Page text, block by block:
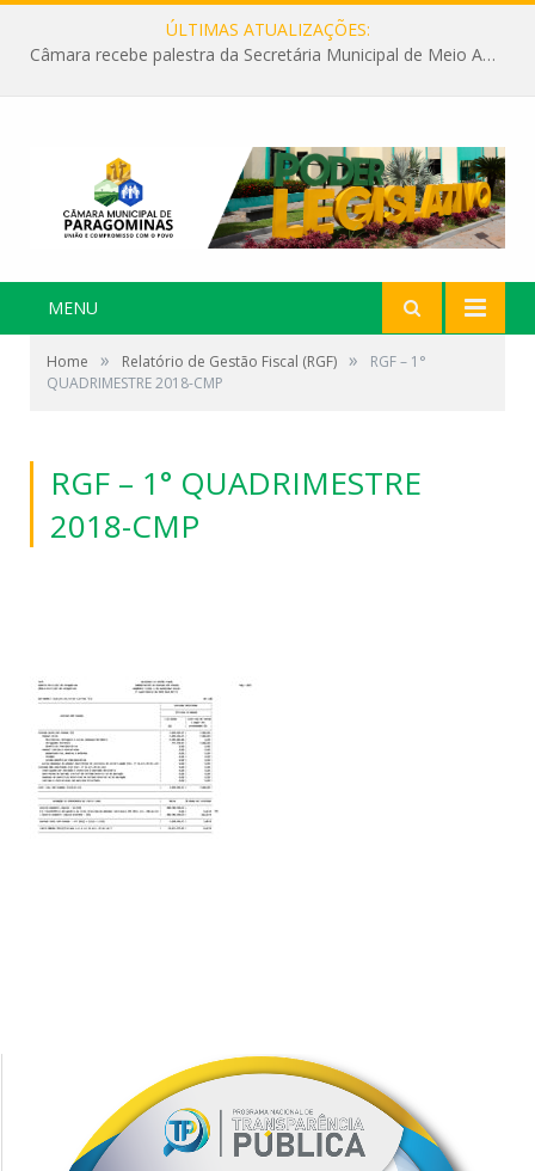
ÚLTIMAS ATUALIZAÇÕES:
Câmara recebe palestra da Secretária Municipal de Meio Ambiente sobre as ações da “SEMANA DO MEIO AMBIENTE”
MENU
Home » Relatório de Gestão Fiscal (RGF) »
RGF – 1°
QUADRIMESTRE 2018-CMP
RGF – 1° QUADRIMESTRE
2018-CMP